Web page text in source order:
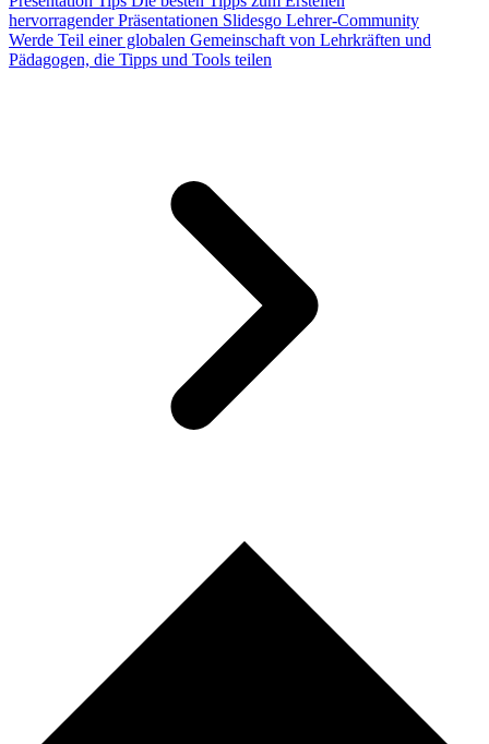
hervorragender Präsentationen Slidesgo Lehrer-Community
Werde Teil einer globalen Gemeinschaft von Lehrkräften und
Pädagogen, die Tipps und Tools teilen